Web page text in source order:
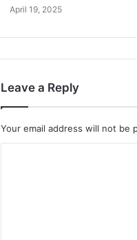
April 19, 2025
Leave a Reply
Your email address will not be